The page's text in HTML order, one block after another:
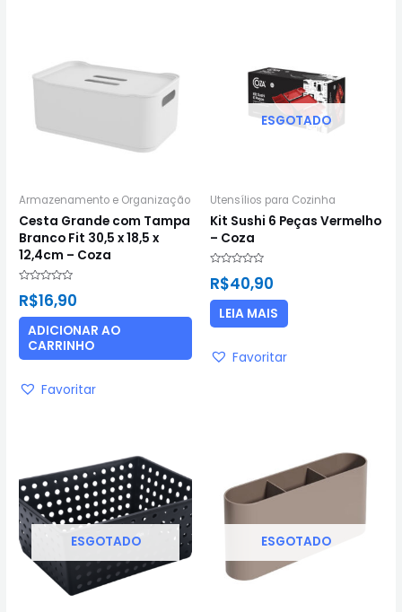
Armazenamento e Organização
Cesta Grande com Tampa
Branco Fit 30,5 x 18,5 x
12,4cm – Coza
0
5
R$16,90
ADICIONAR AO
CARRINHO
Favoritar
ESGOTADO
Utensílios para Cozinha
Kit Sushi 6 Peças Vermelho
– Coza
0
5
R$40,90
LEIA MAIS
Favoritar
ESGOTADO ESGOTADO